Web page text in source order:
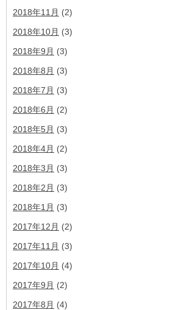
2018年11月 (2)
2018年10月 (3)
2018年9月 (3)
2018年8月 (3)
2018年7月 (3)
2018年6月 (2)
2018年5月 (3)
2018年4月 (2)
2018年3月 (3)
2018年2月 (3)
2018年1月 (3)
2017年12月 (2)
2017年11月 (3)
2017年10月 (4)
2017年9月 (2)
2017年8月 (4)